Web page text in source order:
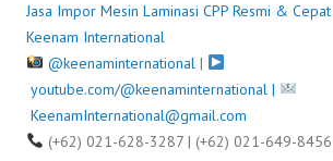
Jasa Impor Mesin Laminasi CPP Resmi & Cepat
Keenam International
@keenaminternational|
youtube.com/@keenaminternational |
KeenamInternational@gmail.com
(+62) 021-628-3287 | (+62) 021-649-